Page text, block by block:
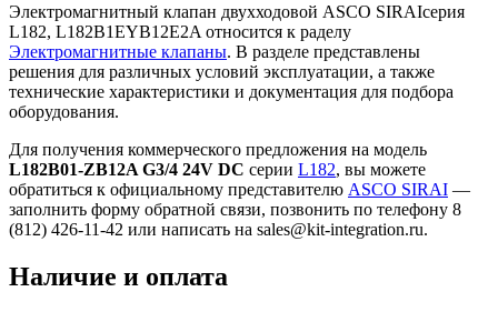
Электромагнитный клапан двухходовой ASCO SIRAIсерия
L182, L182B1EYB12E2A относится к раделу
Электромагнитные клапаны. В разделе представлены
решения для различных условий эксплуатации, а также
технические характеристики и документация для подбора
оборудования.
Для получения коммерческого предложения на модель
L182B01-ZB12A G3/4 24V DC серии L182, вы можете
обратиться к официальному представителю ASCO SIRAI —
заполнить форму обратной связи, позвонить по телефону 8
(812) 426-11-42 или написать на sales@kit-integration.ru.
Наличие и оплата